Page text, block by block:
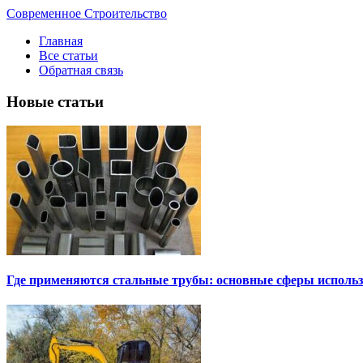
Современное Строительство
Главная
Все статьи
Обратная связь
Новые статьи
Где применяются стальные трубы: основные сферы